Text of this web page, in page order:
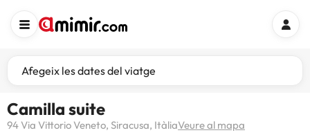
Afegeix les dates del viatge
Camilla suite
94 Via Vittorio Veneto, Siracusa, ItàliaVeure al mapa